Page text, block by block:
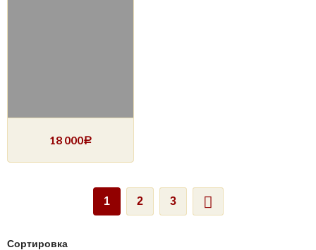
18 000Р
1 2 3
Сортировка